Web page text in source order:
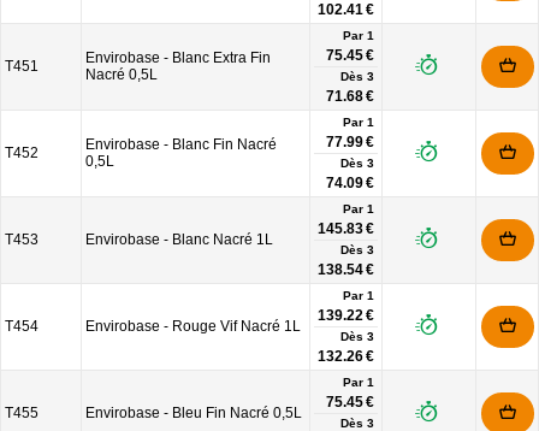
102.41 €
T451
Envirobase - Blanc Extra Fin
Nacré 0,5L
Par 1
75.45 €
Dès 3
71.68 €
T452
Envirobase - Blanc Fin Nacré
0,5L
Par 1
77.99 €
Dès 3
74.09 €
T453 Envirobase - Blanc Nacré 1L
Par 1
145.83 €
Dès 3
138.54 €
T454 Envirobase - Rouge Vif Nacré 1L
Par 1
139.22 €
Dès 3
132.26 €
T455 Envirobase - Bleu Fin Nacré 0,5L
Par 1
75.45 €
Dès 3